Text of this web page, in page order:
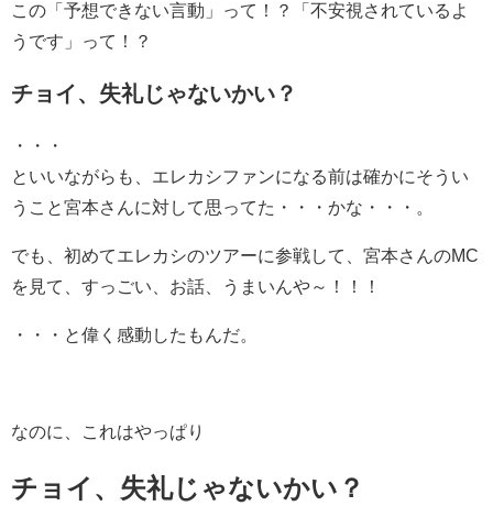
この「予想できない言動」って！？「不安視されているよ
うです」って！？
チョイ、失礼じゃないかい？
・・・
といいながらも、エレカシファンになる前は確かにそうい
うこと宮本さんに対して思ってた・・・かな・・・。
でも、初めてエレカシのツアーに参戦して、宮本さんのMC
を見て、すっごい、お話、うまいんや～！！！
・・・と偉く感動したもんだ。
なのに、これはやっぱり
チョイ、失礼じゃないかい？